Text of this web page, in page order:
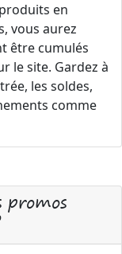
en
vous aurez
être cumulés
le site. Gardez à
les soldes,
comme
promos